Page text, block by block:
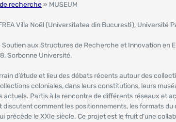
recherche» MUSEUM
Villa Noël (Universitatea din Bucuresti), Université
Soutien aux Structures de Recherche et Innovation en
Sorbonne Université.
d’étude et lieu des débats récents autour des
coloniales, dans leurs constitutions, leurs
Partis à la rencontre de différents réseaux et
comment les positionnements, les formats
précède le XXIe siècle. Ce projet est le fruit d’une